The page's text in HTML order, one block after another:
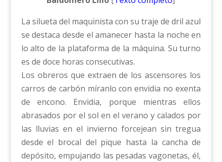
La silueta del maquinista con su traje de dril azul
se destaca desde el amanecer hasta la noche en
lo alto de la plataforma de la máquina. Su turno
es de doce horas consecutivas.
Los obreros que extraen de los ascensores los
carros de carbón míranlo con envidia no exenta
de encono. Envidia, porque mientras ellos
abrasados por el sol en el verano y calados por
las lluvias en el invierno forcejean sin tregua
desde el brocal del pique hasta la cancha de
depósito, empujando las pesadas vagonetas, él,